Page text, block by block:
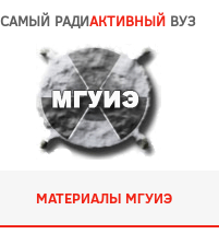
САМЫЙ РАДИАКТИВНЫЙ ВУЗ
МАТЕРИАЛЫ МГУИЭ